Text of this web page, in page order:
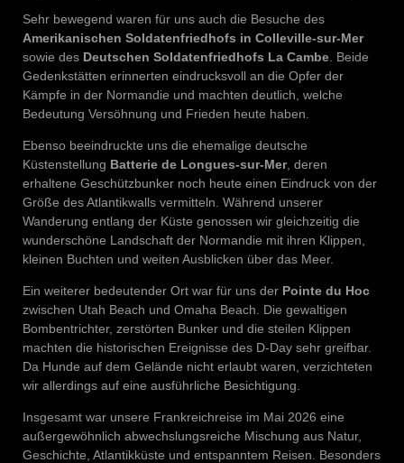
Sehr bewegend waren für uns auch die Besuche des
Amerikanischen Soldatenfriedhofs in Colleville-sur-Mer
sowie des Deutschen Soldatenfriedhofs La Cambe . Beide
Gedenkstätten erinnerten eindrucksvoll an die Opfer der
Kämpfe in der Normandie und machten deutlich, welche
Bedeutung Versöhnung und Frieden heute haben.
Ebenso beeindruckte uns die ehemalige deutsche
Küstenstellung Batterie de Longues-sur-Mer, deren
erhaltene Geschützbunker noch heute einen Eindruck von der
Größe des Atlantikwalls vermitteln. Während unserer
Wanderung entlang der Küste genossen wir gleichzeitig die
wunderschöne Landschaft der Normandie mit ihren Klippen,
kleinen Buchten und weiten Ausblicken über das Meer.
Ein weiterer bedeutender Ort war für uns der Pointe du Hoc
zwischen Utah Beach und Omaha Beach. Die gewaltigen
Bombentrichter, zerstörten Bunker und die steilen Klippen
machten die historischen Ereignisse des D-Day sehr greifbar.
Da Hunde auf dem Gelände nicht erlaubt waren, verzichteten
wir allerdings auf eine ausführliche Besichtigung.
Insgesamt war unsere Frankreichreise im Mai 2026 eine
außergewöhnlich abwechslungsreiche Mischung aus Natur,
Geschichte, Atlantikküste und entspanntem Reisen. Besonders